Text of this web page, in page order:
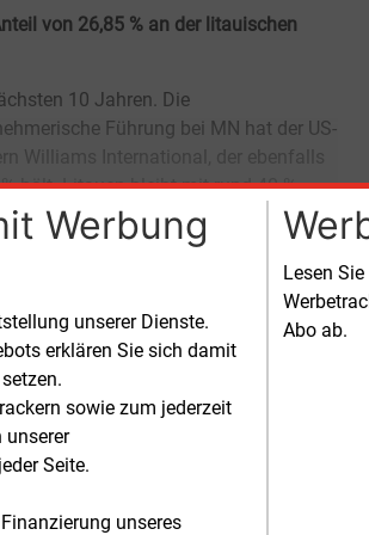
Werbung
unserer Dienste.
erklären Sie sich damit
sowie zum jederzeit
unserer
Seite.
unseres
Lesen
Abo ab.
von 26,85 % an der litauischen